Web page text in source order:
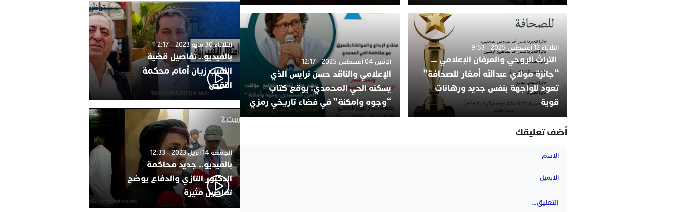
الثلاثاء 12 أغسطس 2025 - 9:53
التراث الروحي والعرفان الإعلامي …
“جائزة مولاي عبدالله أمغار للصحافة”
تعود للواجهة بنفس جديد ورهانات
قوية
الإثنين 04 أغسطس 2025 - 12:17
الإعلامي والناقد حسن نرايس الذي
يسكنه الحي المحمدي: يوقع كتاب
“وجوه وأمكنة” في فضاء تاريخي رمزي
أضف تعليقك
الثلاثاء 30 مايو 2023 - 2:17
بالفيديو.. تفاصيل قضية
النقيب زيان أمام محكمة
النقض
الجمعة 14 أبريل 2023 - 12:33
بالفيديو.. جديد محاكمة
الدكتور التازي والدفاع يوضح
تفاصيل مثيرة